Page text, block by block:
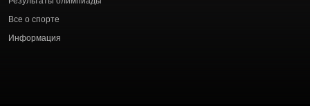
Все о спорте
Информация